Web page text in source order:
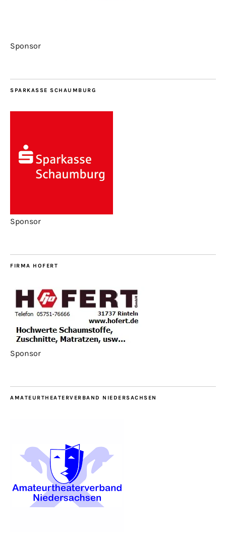
Sponsor
SPARKASSE SCHAUMBURG
Sponsor
FIRMA HOFERT
Sponsor
AMATEURTHEATERVERBAND NIEDERSACHSEN